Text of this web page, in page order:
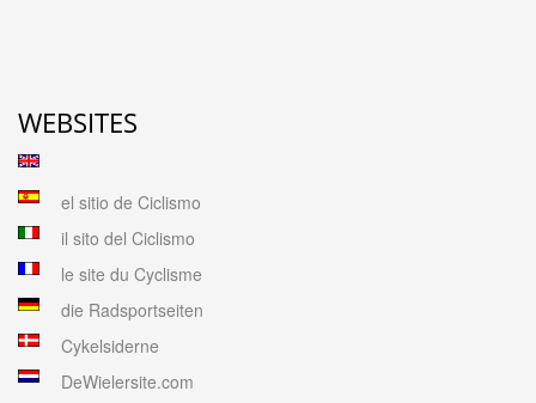
WEBSITES
el sitio de Ciclismo
il sito del Ciclismo
le site du Cyclisme
die Radsportseiten
Cykelsiderne
DeWielersite.com